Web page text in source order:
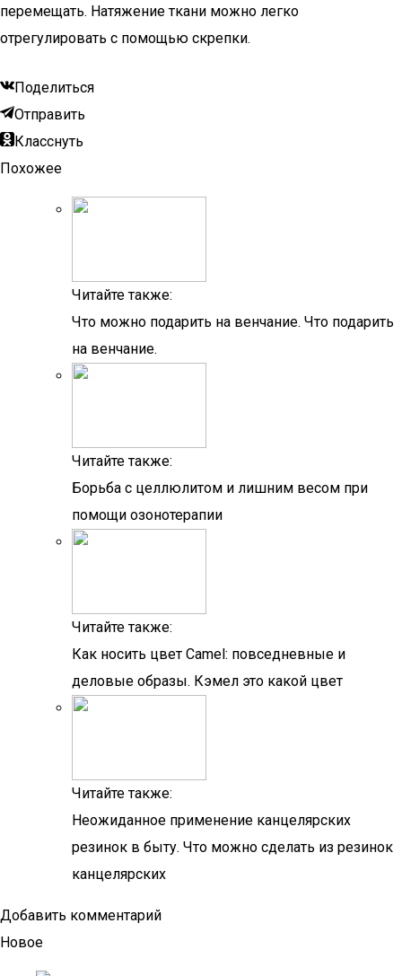
перемещать. Натяжение ткани можно легко
отрегулировать с помощью скрепки.
Поделиться
Отправить
Класснуть
Похожее
Читайте также:
Что можно подарить на венчание. Что подарить
на венчание.
Читайте также:
Борьба с целлюлитом и лишним весом при
помощи озонотерапии
Читайте также:
Как носить цвет Camel: повседневные и
деловые образы. Кэмел это какой цвет
Читайте также:
Неожиданное применение канцелярских
резинок в быту. Что можно сделать из резинок
канцелярских
Добавить комментарий
Новое